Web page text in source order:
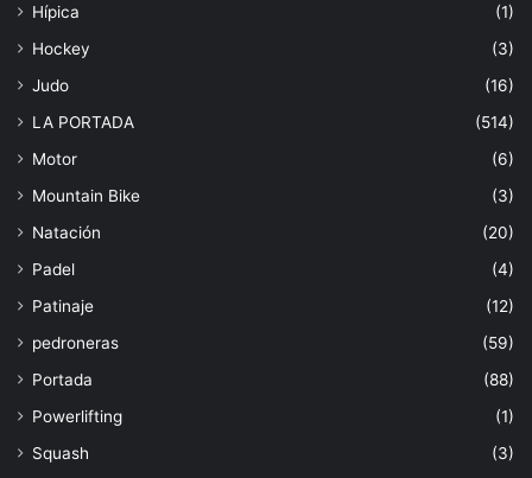
Hípica
(1)
Hockey
(3)
Judo
(16)
LA PORTADA
(514)
Motor
(6)
Mountain Bike
(3)
Natación
(20)
Padel
(4)
Patinaje
(12)
pedroneras
(59)
Portada
(88)
Powerlifting
(1)
Squash
(3)